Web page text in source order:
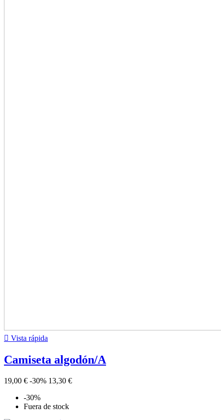
 Vista rápida
Camiseta algodón/A
19,00 € -30% 13,30 €
-30%
Fuera de stock